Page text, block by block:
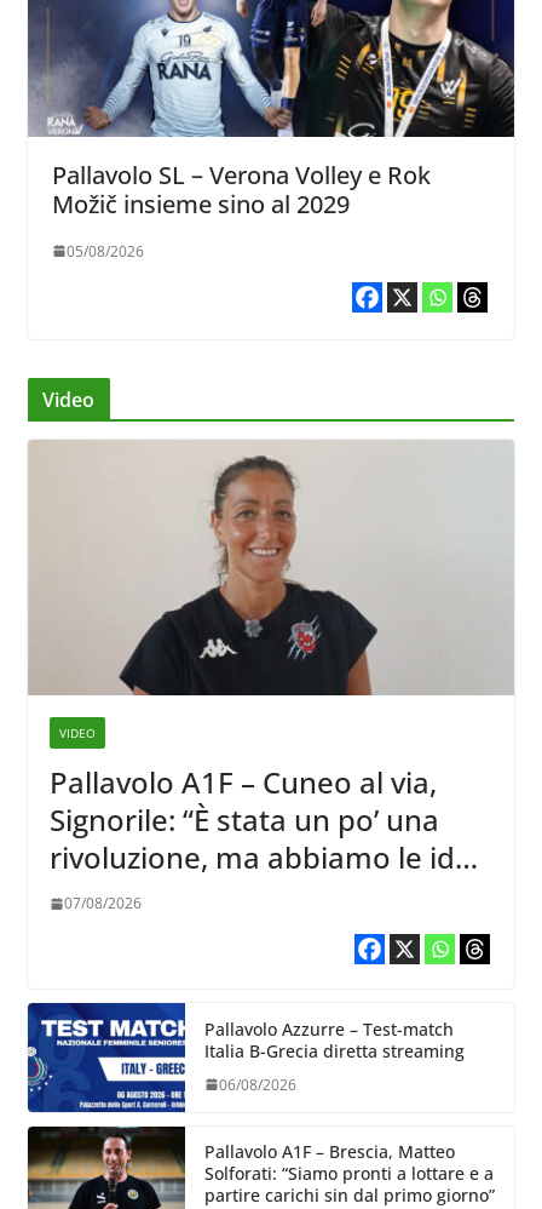
Pallavolo SL – Verona Volley e Rok
Možič insieme sino al 2029
05/08/2026
Video
VIDEO
Pallavolo A1F – Cuneo al via,
Signorile: “È stata un po’ una
rivoluzione, ma abbiamo le idee
chiare siu cosa vogliamo fare”
07/08/2026
Pallavolo Azzurre – Test-match
Italia B-Grecia diretta streaming
06/08/2026
Pallavolo A1F – Brescia, Matteo
Solforati: “Siamo pronti a lottare e a
partire carichi sin dal primo giorno”